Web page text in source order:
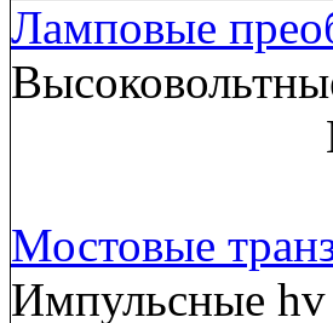
Ламповые
Мостовые
Импульсные hv